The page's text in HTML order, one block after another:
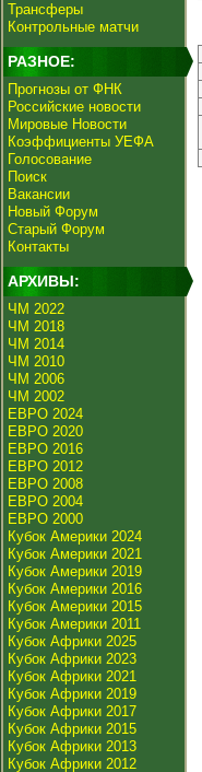
Трансферы
Контрольные матчи
РАЗНОЕ:
Прогнозы от ФНК
Российские новости
Мировые Новости
Коэффициенты УЕФА
Голосование
Поиск
Вакансии
Новый Форум
Старый Форум
Контакты
АРХИВЫ:
ЧМ 2022
ЧМ 2018
ЧМ 2014
ЧМ 2010
ЧМ 2006
ЧМ 2002
ЕВРО 2024
ЕВРО 2020
ЕВРО 2016
ЕВРО 2012
ЕВРО 2008
ЕВРО 2004
ЕВРО 2000
Кубок Америки 2024
Кубок Америки 2021
Кубок Америки 2019
Кубок Америки 2016
Кубок Америки 2015
Кубок Америки 2011
Кубок Африки 2025
Кубок Африки 2023
Кубок Африки 2021
Кубок Африки 2019
Кубок Африки 2017
Кубок Африки 2015
Кубок Африки 2013
Кубок Африки 2012